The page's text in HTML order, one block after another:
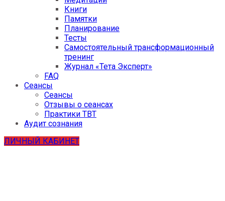
Книги
Памятки
Планирование
Тесты
Самостоятельный трансформационный
тренинг
Журнал «Тета Эксперт»
FAQ
Сеансы
Сеансы
Отзывы о сеансах
Практики ТВТ
Аудит сознания
ЛИЧНЫЙ КАБИНЕТ